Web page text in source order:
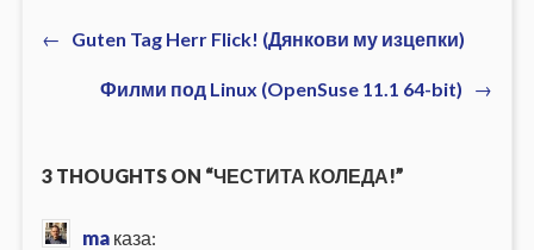
Навигация
←
Previous
Guten Tag Herr Flick! (Дянкови му изцепки)
Филми под Linux (OpenSuse 11.1 64-bit) Next
→
3 THOUGHTS ON “ЧЕСТИТА КОЛЕДА!”
ma каза: